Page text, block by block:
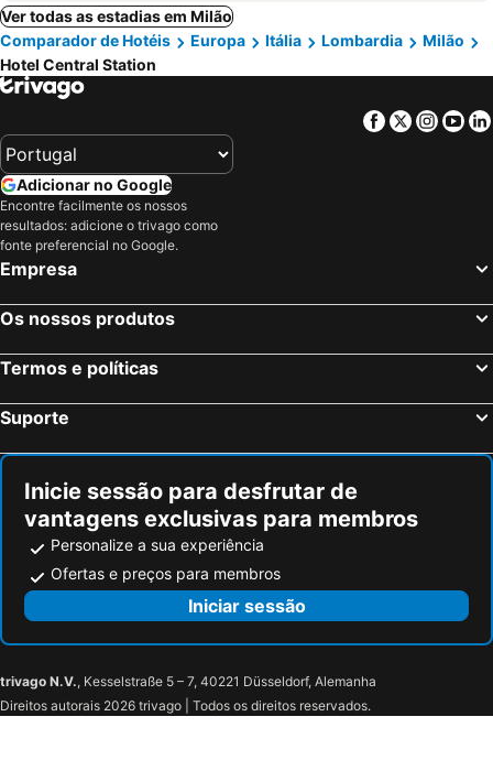
Ver todas as estadias em Milão
Comparador de Hotéis
Europa Itália Lombardia
Milão
Hotel Central Station
Facebook
Twitter
Adicionar no Google
Encontre facilmente os nossos
resultados: adicione o trivago como
fonte preferencial no Google.
Empresa
Os nossos produtos
Termos e políticas
Suporte
Inicie sessão para desfrutar de
vantagens exclusivas para membros
Personalize a sua experiência
Ofertas e preços para membros
Iniciar sessão
trivago N.V., Kesselstraße 5 – 7, 40221 Düsseldorf, Alemanha
Direitos autorais 2026 trivago | Todos os direitos reservados.